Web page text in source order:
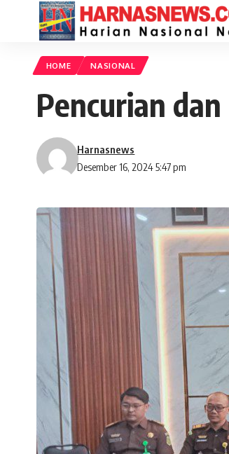
HOME NASIONAL
Pencurian
Desember 16, 2024 5:47 pm
Harnasnews